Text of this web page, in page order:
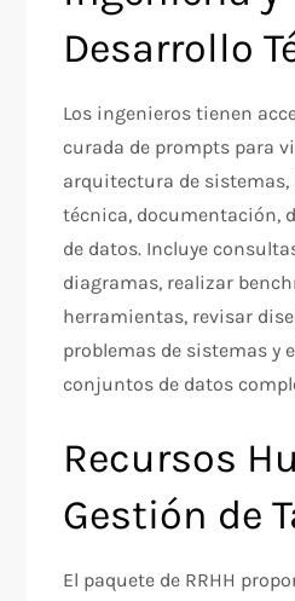
Desarrollo
Los ingenieros tienen
curada de prompts para
arquitectura de
técnica, documentación,
de datos. Incluye
diagramas, realizar
herramientas, revisar
problemas de sistemas y
conjuntos de datos
Recursos
Gestión de
El paquete de RRHH